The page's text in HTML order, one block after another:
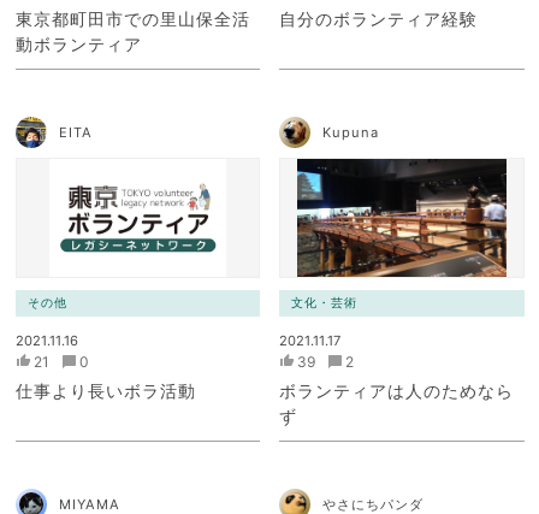
東京都町田市での里山保全活
動ボランティア
自分のボランティア経験
EITA
その他
2021.11.16
21 0
仕事より長いボラ活動
Kupuna
文化・芸術
2021.11.17
39 2
ボランティアは人のためなら
ず
MIYAMA やさにちパンダ